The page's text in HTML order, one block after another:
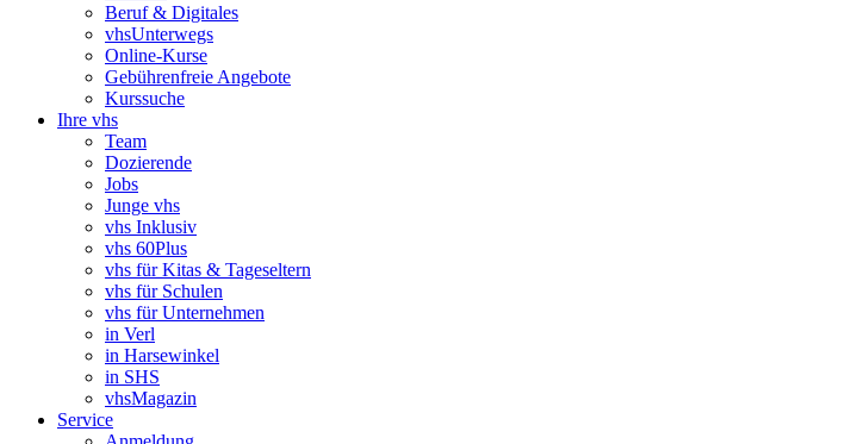
Beruf & Digitales
vhsUnterwegs
Online-Kurse
Gebührenfreie Angebote
Kurssuche
Ihre vhs
Team
Dozierende
Jobs
Junge vhs
vhs Inklusiv
vhs 60Plus
vhs für Kitas & Tageseltern
vhs für Schulen
vhs für Unternehmen
in Verl
in Harsewinkel
in SHS
vhsMagazin
Service